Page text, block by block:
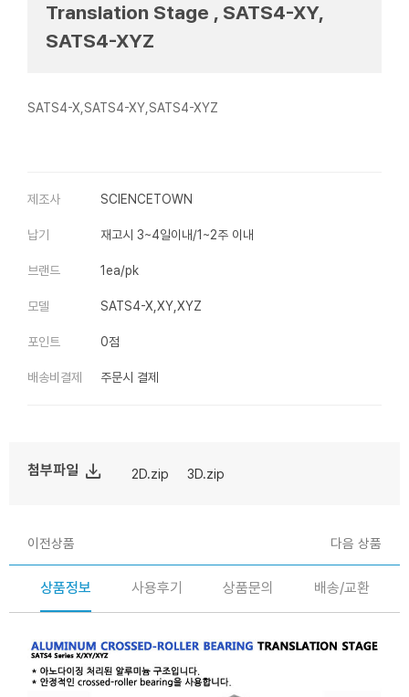
Translation Stage , SATS4-XY,
SATS4-XYZ
SATS4-X,SATS4-XY,SATS4-XYZ
제조사 SCIENCETOWN
납기 재고시 3~4일이내/1~2주 이내
브랜드 1ea/pk
모델 SATS4-X,XY,XYZ
포인트 0점
배송비결제 주문시 결제
첨부파일 file_download 2D.zip 3D.zip
이전상품 다음 상품
상품정보 사용후기 상품문의 배송/교환